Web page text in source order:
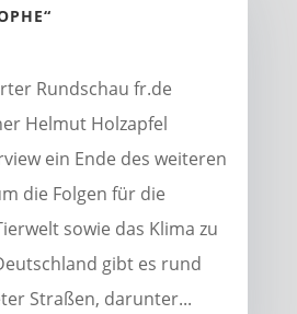
Rundschau fr.de
Helmut Holzapfel
ein Ende des weiteren
die Folgen für die
sowie das Klima zu
gibt es rund
Straßen, darunter...